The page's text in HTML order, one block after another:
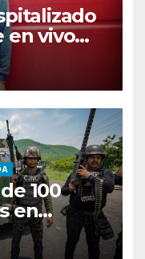
en vivo
100
en
del